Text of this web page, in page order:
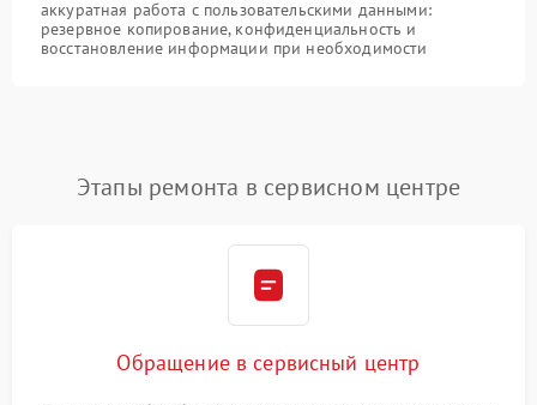
аккуратная работа с пользовательскими данными:
резервное копирование, конфиденциальность и
восстановление информации при необходимости
Этапы ремонта в сервисном центре
Обращение в сервисный центр